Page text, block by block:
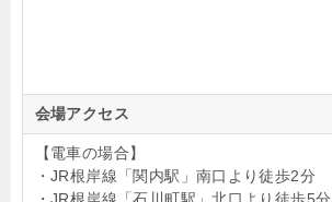
会場アクセス
【電車の場合】
・JR根岸線「関内駅」南口より徒歩2分
・JR根岸線「石川町駅」北口より徒歩5分